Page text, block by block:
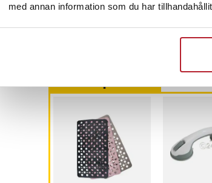
med annan information som du har
Andra köpte också